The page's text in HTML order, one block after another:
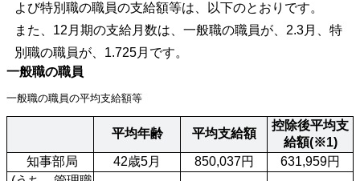
よび特別職の職員の支給額等は、以下のとおりです。
また、12月期の支給月数は、一般職の職員が、2.3月、特
別職の職員が、1.725月です。
一般職の職員
一般職の職員の平均支給額等
平均年齢 平均支給額
控除後平均支
給額(※1)
知事部局
42歳5月 850,037円
631,959円